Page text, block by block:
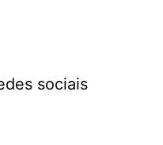
sociais